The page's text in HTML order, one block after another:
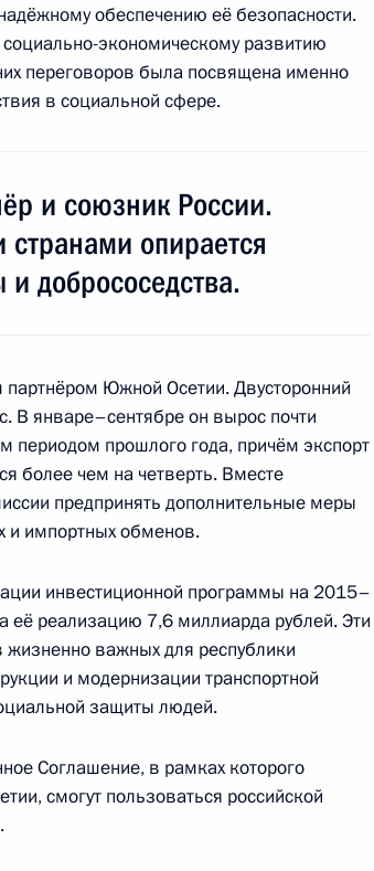
Правительства
комплекса
организации
обеспечению её безопасности.
экономическому развитию
переговоров была посвящена именно
в социальной сфере.
и союзник России.
опирается
добрососедства.
Южной Осетии. Двусторонний
В январе–сентябре он вырос почти
периодом прошлого года, причём экспорт
более чем на четверть. Вместе
предпринять дополнительные меры
и импортных обменов.
инвестиционной программы на 2015–
реализацию 7,6 миллиарда рублей. Эти
жизненно важных для республики
и модернизации транспортной
защиты людей.
Соглашение, в рамках которого
смогут пользоваться российской